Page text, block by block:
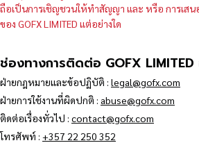
ถือเป็นการเชิญชวนให้ทำสัญญา และ หรือ การเส
ของ GOFX LIMITED แต่อย่างใด
ช่องทางการติดต่อ GOFX LIMITED
ฝ่ายกฎหมายและข้อปฏิบัติ : legal@gofx.com
ฝ่ายการใช้งานที่ผิดปกติ : abuse@gofx.com
ติดต่อเรื่องทั่วไป : contact@gofx.com
โทรศัพท์ : +357 22 250 352